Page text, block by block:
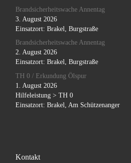
Brandsicherheitswache Annentag
3. August 2026
Einsatzort: Brakel, Burgstraße
Brandsicherheitswache Annentag
2. August 2026
Einsatzort: Brakel, Burgstraße
TH 0 / Erkundung Ölspur
1. August 2026
Hilfeleistung > TH 0
Einsatzort: Brakel, Am Schützenanger
Kontakt